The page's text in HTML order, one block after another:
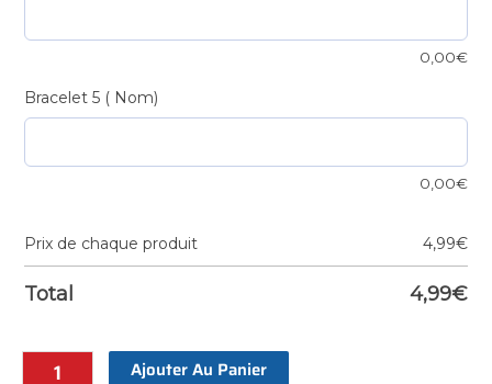
0,00€
Bracelet 5 ( Nom)
0,00€
Prix de chaque produit 4,99€
Total 4,99€
Ajouter Au Panier